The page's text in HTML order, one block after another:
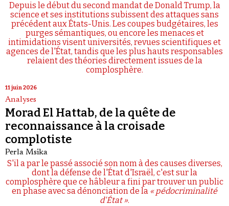
Depuis le début du second mandat de Donald Trump, la
science et ses institutions subissent des attaques sans
précédent aux États-Unis. Les coupes budgétaires, les
purges sémantiques, ou encore les menaces et
intimidations visent universités, revues scientifiques et
agences de l'État, tandis que les plus hauts responsables
relaient des théories directement issues de la
complosphère.
11 juin 2026
Analyses
Morad El Hattab, de la quête de
reconnaissance à la croisade
complotiste
Perla Msika
S'il a par le passé associé son nom à des causes diverses,
dont la défense de l'État d'Israël, c'est sur la
complosphère que ce hâbleur a fini par trouver un public
en phase avec sa dénonciation de la « pédocriminalité
d'État ».